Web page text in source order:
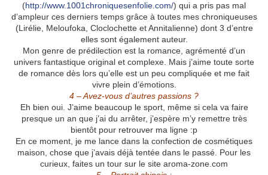
(http://www.1001chroniquesenfolie.com/) qui a pris pas mal
d’ampleur ces derniers temps grâce à toutes mes chroniqueuses
(Lirélie, Meloufoka, Cloclochette et Annitalienne) dont 3 d’entre
elles sont également auteur.
Mon genre de prédilection est la romance, agrémenté d’un
univers fantastique original et complexe. Mais j’aime toute sorte
de romance dès lors qu’elle est un peu compliquée et me fait
vivre plein d’émotions.
4 – Avez-vous d’autres passions ?
Eh bien oui. J’aime beaucoup le sport, même si cela va faire
presque un an que j’ai du arrêter, j’espère m’y remettre très
bientôt pour retrouver ma ligne :p
En ce moment, je me lance dans la confection de cosmétiques
maison, chose que j’avais déjà tentée dans le passé. Pour les
curieux, faites un tour sur le site aroma-zone.com